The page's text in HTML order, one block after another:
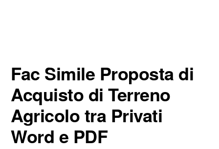
Fac Simile Proposta di
Acquisto di Terreno
Agricolo tra Privati
Word e PDF